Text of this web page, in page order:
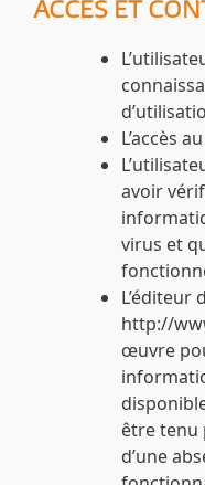
ACCES ET
L’accès
avoir
virus et
L’éditeur
http://
œuvre
être tenu
d’une